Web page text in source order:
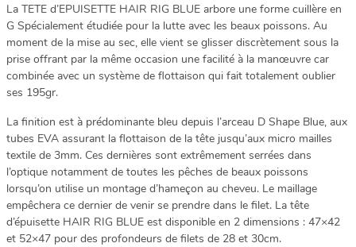
La TETE d’EPUISETTE HAIR RIG BLUE arbore une forme cuillère en
G Spécialement étudiée pour la lutte avec les beaux poissons. Au
moment de la mise au sec, elle vient se glisser discrètement sous la
prise offrant par la même occasion une facilité à la manœuvre car
combinée avec un système de flottaison qui fait totalement oublier
ses 195gr.
La finition est à prédominante bleu depuis l’arceau D Shape Blue, aux
tubes EVA assurant la flottaison de la tête jusqu’aux micro mailles
textile de 3mm. Ces dernières sont extrêmement serrées dans
l’optique notamment de toutes les pêches de beaux poissons
lorsqu’on utilise un montage d’hameçon au cheveu. Le maillage
empêchera ce dernier de venir se prendre dans le filet. La tête
d’épuisette HAIR RIG BLUE est disponible en 2 dimensions : 47×42
et 52×47 pour des profondeurs de filets de 28 et 30cm.